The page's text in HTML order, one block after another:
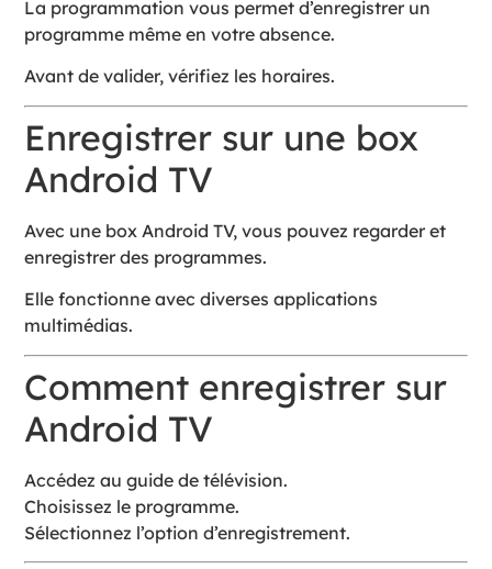
La programmation vous permet d’enregistrer un
programme même en votre absence.
Avant de valider, vérifiez les horaires.
Enregistrer sur une box
Android TV
Avec une box Android TV, vous pouvez regarder et
enregistrer des programmes.
Elle fonctionne avec diverses applications
multimédias.
Comment enregistrer sur
Android TV
Accédez au guide de télévision.
Choisissez le programme.
Sélectionnez l’option d’enregistrement.